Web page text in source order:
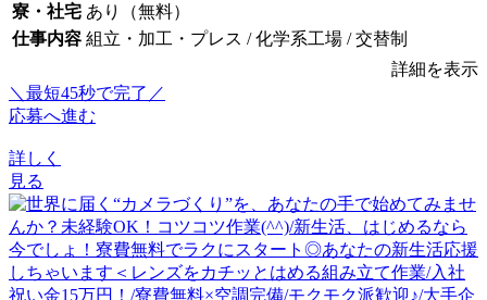
寮・社宅 あり（無料）
仕事内容 組立・加工・プレス / 化学系工場 / 交替制
詳細を表示
＼最短45秒で完了／
応募へ進む
詳しく
見る